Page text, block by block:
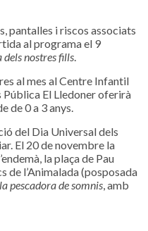
pantalles i riscos associats
al programa el 9
dels nostres fills.
al mes al Centre Infantil
Pública El Lledoner oferirà
de 0 a 3 anys.
del Dia Universal dels
El 20 de novembre la
la plaça de Pau
de l’Animalada (posposada
pescadora de somnis, amb